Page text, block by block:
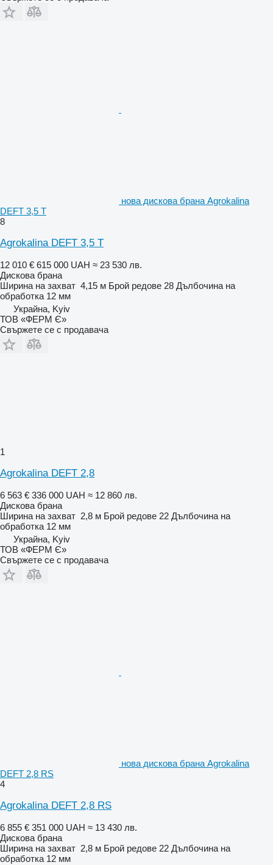
нова дискова брана Agrokalina
DEFT 3,5 T
8
Agrokalina DEFT 3,5 T
12 010 € 615 000 UAH ≈ 23 530 лв.
Дискова брана
Ширина на захват 4,15 м Брой редове 28 Дълбочина на
обработка 12 мм
Украйна, Kyiv
ТОВ «ФЕРМ Є»
Свържете се с продавача
1
Agrokalina DEFT 2,8
6 563 € 336 000 UAH ≈ 12 860 лв.
Дискова брана
Ширина на захват 2,8 м Брой редове 22 Дълбочина на
обработка 12 мм
Украйна, Kyiv
ТОВ «ФЕРМ Є»
Свържете се с продавача
нова дискова брана Agrokalina
DEFT 2,8 RS
4
Agrokalina DEFT 2,8 RS
6 855 € 351 000 UAH ≈ 13 430 лв.
Дискова брана
Ширина на захват 2,8 м Брой редове 22 Дълбочина на
обработка 12 мм